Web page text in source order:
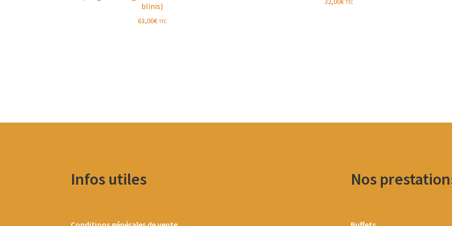
blinis)
63,00€ TTC
TTC
Infos utiles Nos